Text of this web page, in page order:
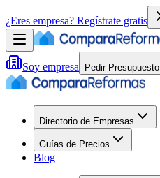
¿Eres empresa? Regístrate gratis
Soy empresa Pedir Presupuesto
Directorio de Empresas
Guías de Precios
Blog